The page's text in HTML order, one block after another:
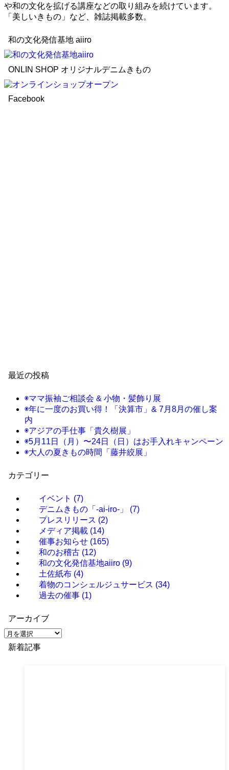
や和の文化を拡げる講座などの取り組みを続けています。
「美しいきもの」など、雑誌掲載多数。
和の文化発信基地 aiiro
ONLIN SHOP オリジナルデニムきもの
Facebook
最近の投稿
◉ママ振袖ご相談会 & 小物・髪飾り展
◉年に一度のお買い得！「決算市」& 7月8月の催し案
内
◉アジアの手仕事「貴久樹展」
◉5月11日（月）〜24日（日）はお手入れキャンペーン
◉大人の夏きもの時間「藤井絞展」
カテゴリー
イベント (7)
デニムきもの「-ai-iro-」 (7)
プレスリリース (2)
メディア掲載 (14)
催事お知らせ (165)
和のお稽古 (12)
和の文化発信基地aiiro (9)
土佐紙布 (4)
着物のコンシェルジュサービス (34)
過去の催事 (1)
アーカイブ
ア
ー
新着記事